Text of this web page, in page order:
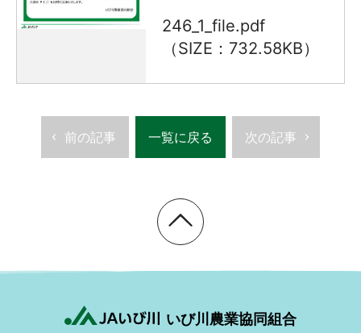
246_1_file.pdf
（SIZE：732.58KB）
前の記事 一覧に戻る 次の記事
いび川農業協同組合